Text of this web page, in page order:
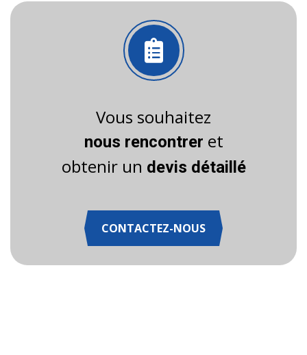
Vous souhaitez
nous rencontrer et
obtenir un devis détaillé
CONTACTEZ-NOUS